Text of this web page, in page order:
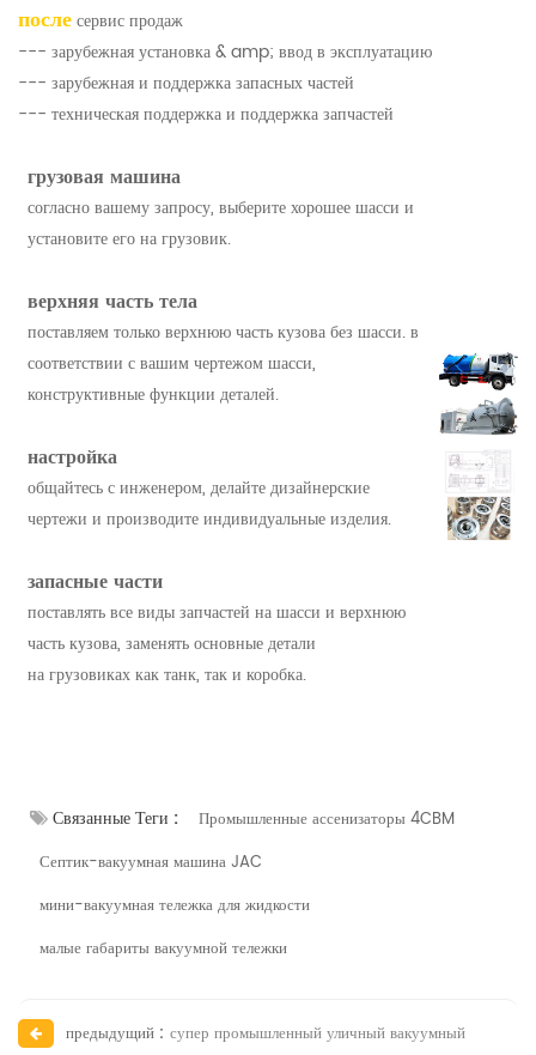
послесервис продаж
--- зарубежная установка & amp; ввод в эксплуатацию
--- зарубежная и поддержка запасных частей
--- техническая поддержка и поддержка запчастей
грузовая машина
согласно вашему запросу, выберите хорошее шасси и
установите его на грузовик.
верхняя часть тела
поставляем только верхнюю часть кузова без шасси. в
соответствии с вашим чертежом шасси,
конструктивные функции деталей.
настройка
общайтесь с инженером, делайте дизайнерские
чертежи и производите индивидуальные изделия.
запасные части
поставлять все виды запчастей на шасси и верхнюю
часть кузова, заменять основные детали
на грузовиках как танк, так и коробка.
Связанные Теги :
Промышленные ассенизаторы 4CBM
Септик-вакуумная машина JAC
мини-вакуумная тележка для жидкости
малые габариты вакуумной тележки
предыдущий : супер промышленный уличный вакуумный